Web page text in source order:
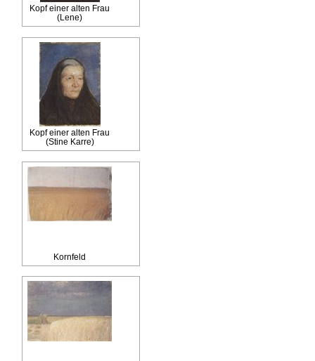
Kopf einer alten Frau
(Lene)
Kopf einer alten Frau
(Stine Karre)
Kornfeld